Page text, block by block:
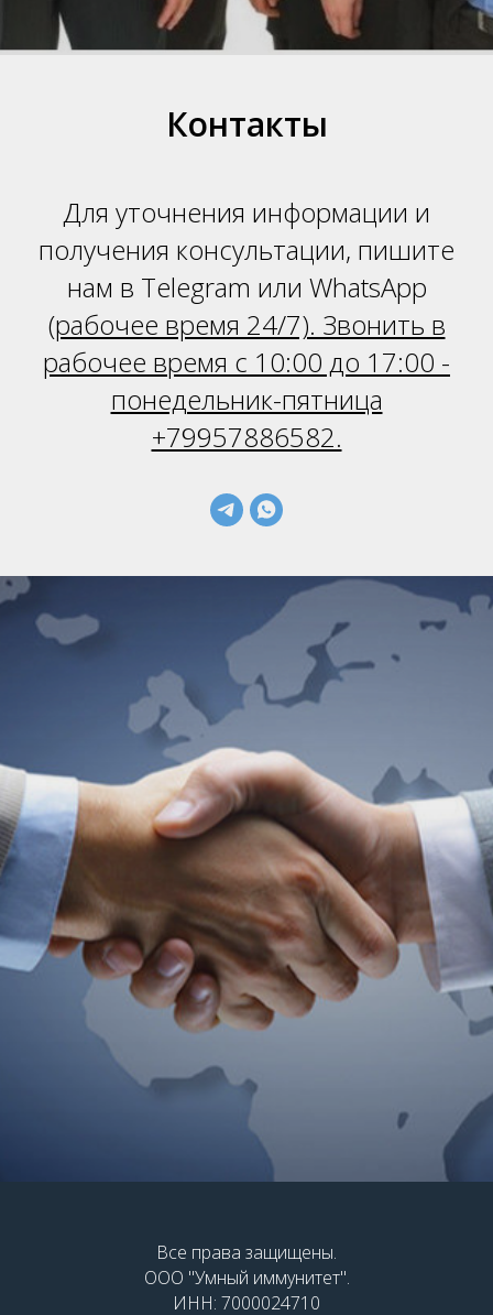
Контакты
Для уточнения информации и
получения консультации, пишите
нам в Telegram или WhatsApp
(рабочее время 24/7). Звонить в
рабочее время с 10:00 до 17:00 -
понедельник-пятница
+79957886582.
Все права защищены.
ООО "Умный иммунитет".
ИНН: 7000024710